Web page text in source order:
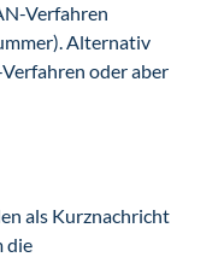
Verfahren
Alternativ
oder aber
als Kurznachricht
die